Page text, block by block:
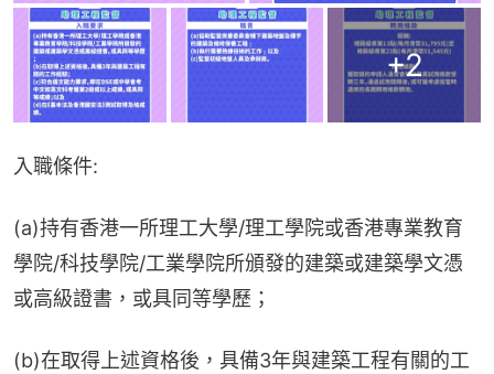
+2
入職條件:
(a)持有香港一所理工大學/理工學院或香港專業教育
學院/科技學院/工業學院所頒發的建築或建築學文憑
或高級證書，或具同等學歷；
(b)在取得上述資格後，具備3年與建築工程有關的工